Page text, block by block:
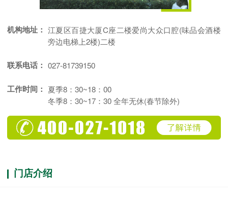
机构地址： 江夏区百捷大厦C座二楼爱尚大众口腔(味品会酒楼
旁边电梯上2楼)二楼
联系电话： 027-81739150
工作时间： 夏季8：30~18：00
冬季8：30~17：30 全年无休(春节除外)
门店介绍